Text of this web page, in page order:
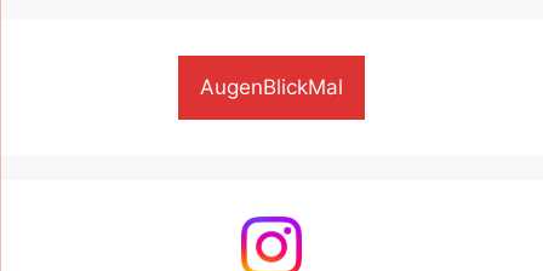
AugenBlickMal